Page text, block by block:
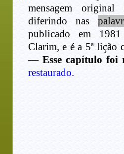
mensagem
diferindo nas
publicado em
Clarim, e é a 5ª lição
— Esse capítulo foi
restaurado.